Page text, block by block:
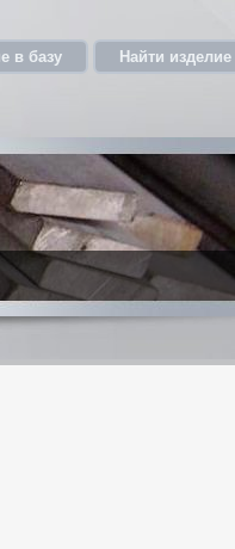
в базу Найти изделие